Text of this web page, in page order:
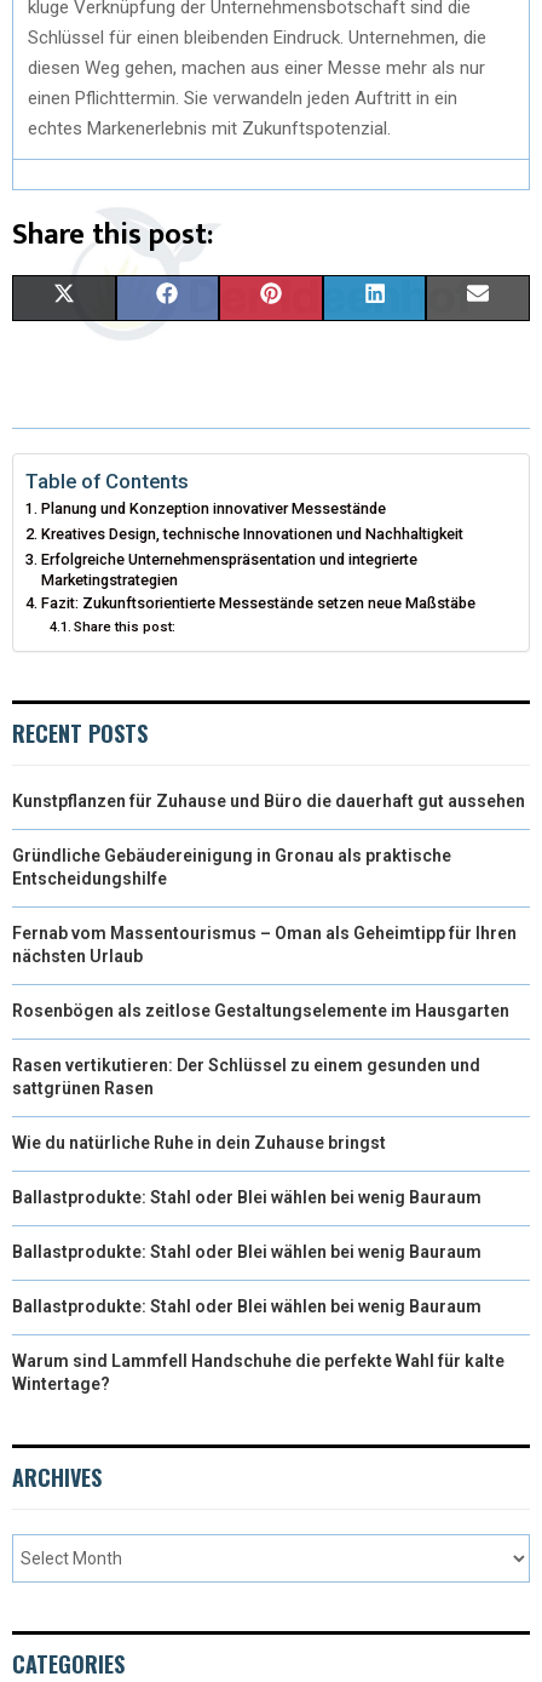
kluge Verknüpfung der Unternehmensbotschaft sind die
Schlüssel für einen bleibenden Eindruck. Unternehmen, die
diesen Weg gehen, machen aus einer Messe mehr als nur
einen Pflichttermin. Sie verwandeln jeden Auftritt in ein
echtes Markenerlebnis mit Zukunftspotenzial.
Share this post:
W
T
T
E
R
E
O
O
K
T
R
E
S
T
K
I
N
I
Table of Contents
Planung und Konzeption innovativer Messestände
Kreatives Design, technische Innovationen und Nachhaltigkeit
Erfolgreiche Unternehmenspräsentation und integrierte
Marketingstrategien
Fazit: Zukunftsorientierte Messestände setzen neue Maßstäbe
Share this post:
RECENT POSTS
Kunstpflanzen für Zuhause und Büro die dauerhaft gut aussehen
Gründliche Gebäudereinigung in Gronau als praktische
Entscheidungshilfe
Fernab vom Massentourismus – Oman als Geheimtipp für Ihren
nächsten Urlaub
Rosenbögen als zeitlose Gestaltungselemente im Hausgarten
Rasen vertikutieren: Der Schlüssel zu einem gesunden und
sattgrünen Rasen
Wie du natürliche Ruhe in dein Zuhause bringst
Ballastprodukte: Stahl oder Blei wählen bei wenig Bauraum
Ballastprodukte: Stahl oder Blei wählen bei wenig Bauraum
Ballastprodukte: Stahl oder Blei wählen bei wenig Bauraum
Warum sind Lammfell Handschuhe die perfekte Wahl für kalte
Wintertage?
ARCHIVES
CATEGORIES